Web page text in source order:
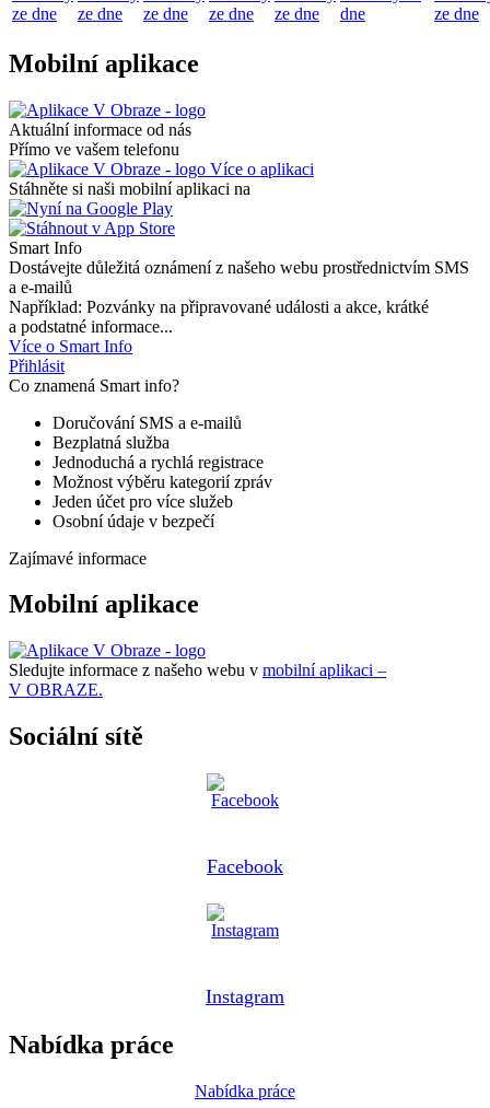
ze dne
ze dne
ze dne
ze dne
ze dne
dne
ze dne
Mobilní aplikace
Aktuální informace od nás
Přímo ve vašem telefonu
Více o aplikaci
Stáhněte si naši mobilní aplikaci na
Smart Info
Dostávejte důležitá oznámení z našeho webu prostřednictvím SMS
a e-mailů
Například: Pozvánky na připravované události a akce, krátké
a podstatné informace...
Více o Smart Info
Přihlásit
Co znamená Smart info?
Doručování SMS a e-mailů
Bezplatná služba
Jednoduchá a rychlá registrace
Možnost výběru kategorií zpráv
Jeden účet pro více služeb
Osobní údaje v bezpečí
Zajímavé informace
Mobilní aplikace
Sledujte informace z našeho webu v mobilní aplikaci –
V OBRAZE.
Sociální sítě
Facebook
Instagram
Nabídka práce
Nabídka práce